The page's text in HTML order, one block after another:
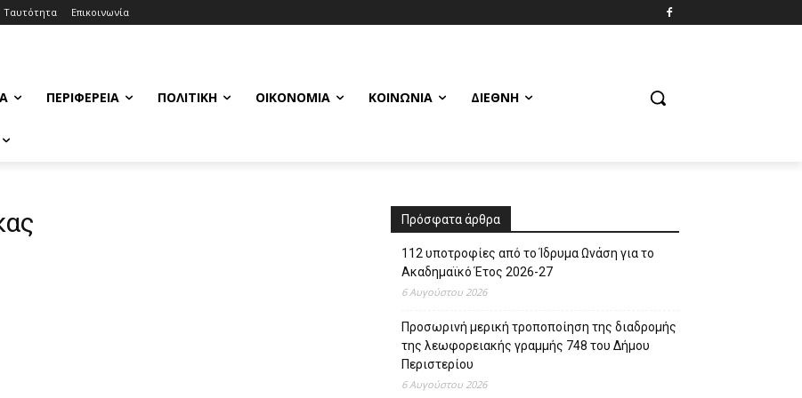
Ταυτότητα Επικοινωνία
ΠΕΡΙΦΈΡΕΙΑ ΠΟΛΙΤΙΚΉ ΟΙΚΟΝΟΜΊΑ ΚΟΙΝΩΝΊΑ ΔΙΕΘΝΉ
Πρόσφατα άρθρα
112 υποτροφίες από το Ίδρυμα Ωνάση για το
Ακαδημαϊκό Έτος 2026-27
6 Αυγούστου 2026
Προσωρινή μερική τροποποίηση της διαδρομής
της λεωφορειακής γραμμής 748 του Δήμου
Περιστερίου
6 Αυγούστου 2026